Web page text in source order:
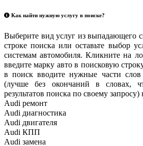
Как найти нужную услугу в поиске?
Выберите вид услуг из выпадающего
строке поиска или оставьте выбор
системам автомобиля. Кликните на
введите марку авто в поисковую
в поиск вводите нужные части
(лучше без окончаний в словах,
результатов поиска по своему
Audi ремонт
Audi диагностика
Audi двигателя
Audi КПП
Audi замена